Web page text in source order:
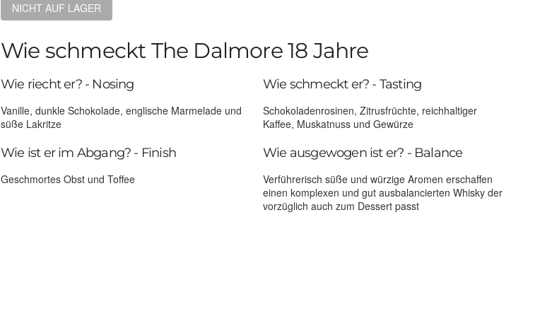
NICHT AUF LAGER
Wie schmeckt The Dalmore 18 Jahre
Wie riecht er? - Nosing
Vanille, dunkle Schokolade, englische Marmelade und
süße Lakritze
Wie schmeckt er? - Tasting
Schokoladenrosinen, Zitrusfrüchte, reichhaltiger
Kaffee, Muskatnuss und Gewürze
Wie ist er im Abgang? - Finish
Geschmortes Obst und Toffee
Wie ausgewogen ist er? - Balance
Verführerisch süße und würzige Aromen erschaffen
einen komplexen und gut ausbalancierten Whisky der
vorzüglich auch zum Dessert passt